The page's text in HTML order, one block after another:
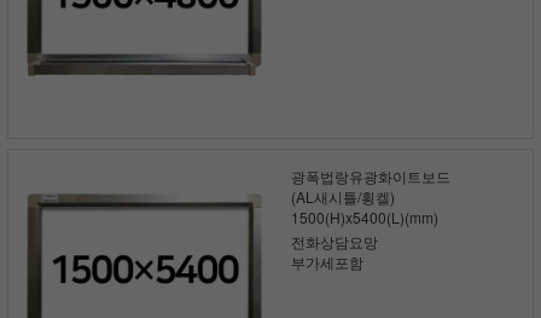
광폭법랑유광화이트보드
(AL새시틀/횡켈)
1500(H)x5400(L)(mm)
전화상담요망
부가세포함